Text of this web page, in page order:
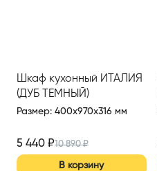
Шкаф кухонный ИТАЛИЯ
(ДУБ ТЕМНЫЙ)
Размер: 400x970x316 мм
5 440 ₽10 890₽
В корзину